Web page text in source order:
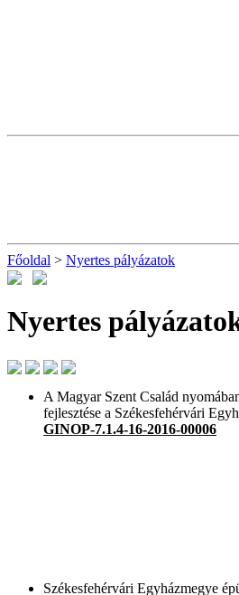
Főoldal > Nyertes pályázatok
Nyertes
A Magyar Szent Család
fejlesztése a Székesfehérvári
GINOP-7.1.4-16-2016-00006
Székesfehérvári Egyházmegye